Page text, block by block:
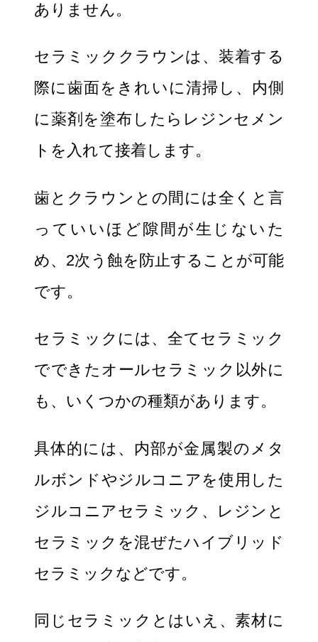
ありません。
セラミッククラウンは、装着する
際に歯面をきれいに清掃し、内側
に薬剤を塗布したらレジンセメン
トを入れて接着します。
歯とクラウンとの間には全くと言
っていいほど隙間が生じないた
め、2次う蝕を防止することが可能
です。
セラミックには、全てセラミック
でできたオールセラミック以外に
も、いくつかの種類があります。
具体的には、内部が金属製のメタ
ルボンドやジルコニアを使用した
ジルコニアセラミック、レジンと
セラミックを混ぜたハイブリッド
セラミックなどです。
同じセラミックとはいえ、素材に